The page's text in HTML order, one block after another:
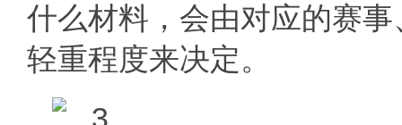
什么材料，会由对应的赛
轻重程度来决定。